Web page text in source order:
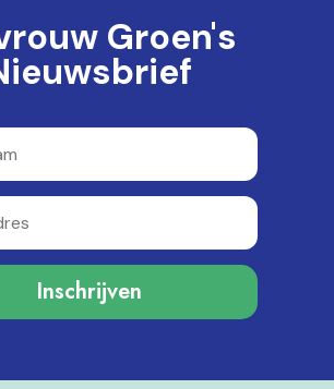
Groen's
Inschrijven